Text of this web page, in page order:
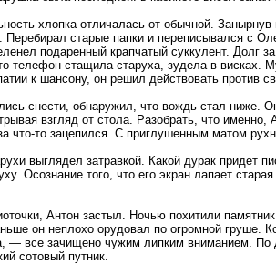
хлопка отличалась от обычной.
старые папки и переписывался с
подаренный крапчатый суккулент.
стащила старуха, зудела в висках.
к шансону, он решил действовать против
снести, обнаружил, что вождь стал ниже.
взгляд от стола. Разобрать, что
что-то зацепился. С приглушенным матом
выглядел затравкой. Какой дурак придет
Осознание того, что его экран лапает
Антон застыл. Ночью похитили
он неплохо орудовал по огромной груше.
— все зачищено чужим липким вниманием. По
сотовый путник.